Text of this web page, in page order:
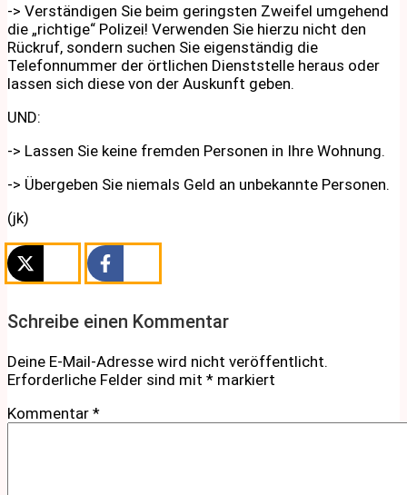
-> Verständigen Sie beim geringsten Zweifel umgehend
die „richtige“ Polizei! Verwenden Sie hierzu nicht den
Rückruf, sondern suchen Sie eigenständig die
Telefonnummer der örtlichen Dienststelle heraus oder
lassen sich diese von der Auskunft geben.
UND:
-> Lassen Sie keine fremden Personen in Ihre Wohnung.
-> Übergeben Sie niemals Geld an unbekannte Personen.
(jk)
Schreibe einen Kommentar
Deine E-Mail-Adresse wird nicht veröffentlicht.
Erforderliche Felder sind mit * markiert
Kommentar *